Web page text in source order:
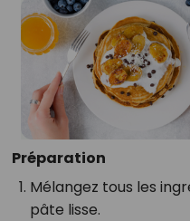
Préparation
Mélangez tous les
pâte lisse.